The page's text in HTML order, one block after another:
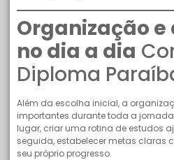
Organização
no dia a dia
Diploma
Além da escolha inicial, a
importantes durante toda a
lugar, criar uma rotina de estudos
seguida, estabelecer metas claras
seu próprio progresso.